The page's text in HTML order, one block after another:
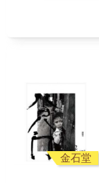
金石堂